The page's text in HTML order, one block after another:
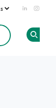
Add us